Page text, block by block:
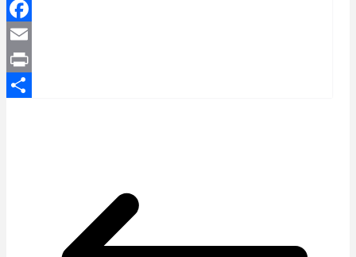
WhatsApp
Facebook
Email
Print